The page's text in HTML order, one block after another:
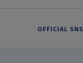
OFFICIAL SNS